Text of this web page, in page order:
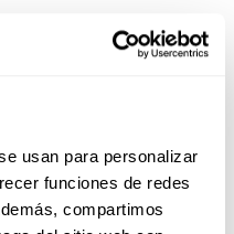
usan para personalizar
funciones de redes
compartimos